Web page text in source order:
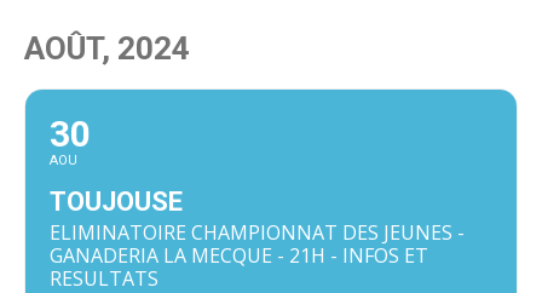
AOÛT, 2024
30
AOU
TOUJOUSE
ELIMINATOIRE CHAMPIONNAT DES JEUNES -
GANADERIA LA MECQUE - 21H - INFOS ET
RESULTATS